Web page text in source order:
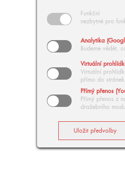
Funkční
nezbytné pro
Analytika
Budeme vědět,
Virtuální
Virtuální
přímo do stránek
Přímý přenos
Přímý přenos z
dražebního